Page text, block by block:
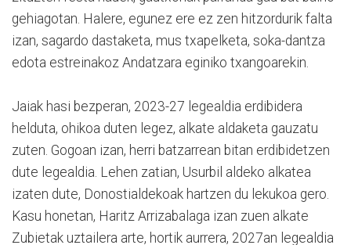
gehiagotan. Halere, egunez ere ez zen hitzordurik falta
izan, sagardo dastaketa, mus txapelketa, soka-dantza
edota estreinakoz Andatzara eginiko txangoarekin.
Jaiak hasi bezperan, 2023-27 legealdia erdibidera
helduta, ohikoa duten legez, alkate aldaketa gauzatu
zuten. Gogoan izan, herri batzarrean bitan erdibidetzen
dute legealdia. Lehen zatian, Usurbil aldeko alkatea
izaten dute, Donostialdekoak hartzen du lekukoa gero.
Kasu honetan, Haritz Arrizabalaga izan zuen alkate
Zubietak uztailera arte, hortik aurrera, 2027an legealdia